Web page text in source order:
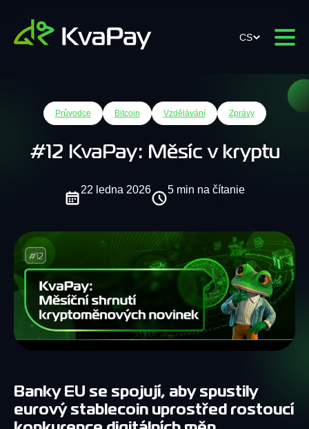
CS
Průvodce Bitcoin Vzdělávání Zprávy
#12 KvaPay: Měsíc v kryptu
22 ledna 2026 5 min na čítanie
Banky EU se spojují, aby spustily
eurový stablecoin uprostřed rostoucí